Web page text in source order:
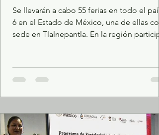
Se llevarán a cabo 55 ferias en todo el país
6 en el Estado de México, una de ellas con
sede en Tlalnepantla. En la región
Los asistentes obtendrán descuentos
del 20 al 40% en diversos artículos. Habrá
Se brindarán servicios adicionales como
certificados médicos y actas de